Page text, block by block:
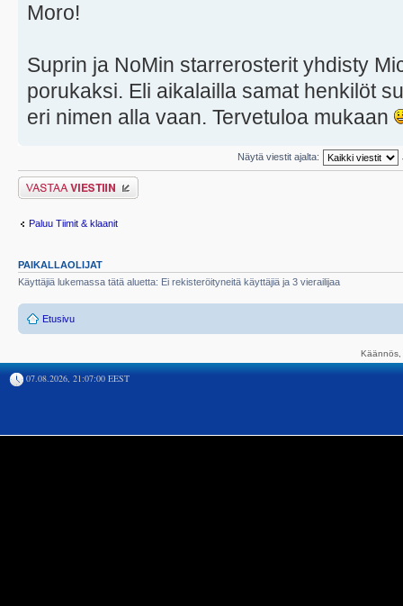
Moro!
Suprin ja NoMin starrerosterit yhdisty
porukaksi. Eli aikalailla samat henkilöt
eri nimen alla vaan. Tervetuloa mukaan
Näytä viestit ajalta:
Lähetä vastaus
Paluu Tiimit & klaanit
PAIKALLAOLIJAT
Käyttäjiä lukemassa tätä aluetta: Ei rekisteröityneitä käyttäjiä ja 3 vierailijaa
Etusivu
07.08.2026, 21:07:00 EEST